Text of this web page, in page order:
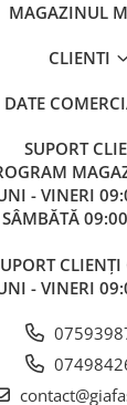
MAGAZINUL
CLIENTI
DATE
SUPORT
- VINERI
SÂMBĂTĂ
- VINERI